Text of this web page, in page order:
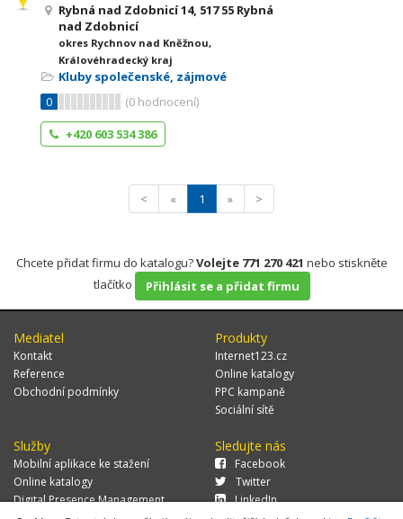
Rybná nad Zdobnicí 14, 517 55 Rybná
nad Zdobnicí
okres Rychnov nad Kněžnou,
Královéhradecký kraj
Kluby společenské, zájmové
0
(0 hodnocení)
+420 603 534 386
< « 1 » >
Chcete přidat firmu do katalogu?Volejte 771 270 421 nebo stiskněte
tlačítko
Přihlásit se a přidat firmu
Mediatel
Kontakt
Reference
Obchodní podmínky
Produkty
Internet123.cz
Online katalogy
PPC kampaně
Sociální sítě
Služby
Mobilní aplikace ke stažení
Online katalogy
Digital Presence Management
Sledujte nás
Facebook
Twitter
LinkedIn